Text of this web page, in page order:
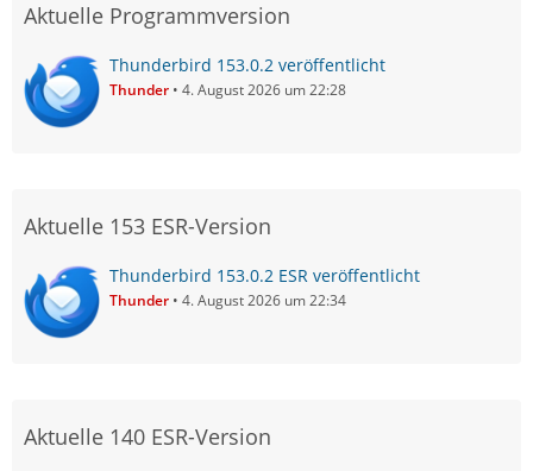
Aktuelle Programmversion
Thunderbird 153.0.2 veröffentlicht
Thunder 4. August 2026 um 22:28
Aktuelle 153 ESR-Version
Thunderbird 153.0.2 ESR veröffentlicht
Thunder 4. August 2026 um 22:34
Aktuelle 140 ESR-Version